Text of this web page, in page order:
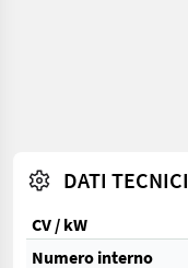
DATI TECNICI
CV / kW
Numero interno